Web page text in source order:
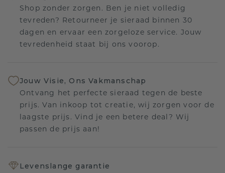
Shop zonder zorgen. Ben je niet volledig
tevreden? Retourneer je sieraad binnen 30
dagen en ervaar een zorgeloze service. Jouw
tevredenheid staat bij ons voorop.
Jouw Visie, Ons Vakmanschap
Ontvang het perfecte sieraad tegen de beste
prijs. Van inkoop tot creatie, wij zorgen voor de
laagste prijs. Vind je een betere deal? Wij
passen de prijs aan!
Levenslange garantie